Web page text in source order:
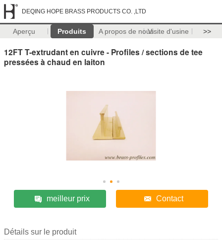
DEQING HOPE BRASS PRODUCTS CO. ,LTD
Aperçu Produits A propos de nousVisite d'usine >>
12FT T-extrudant en cuivre - Profiles / sections de tee
pressées à chaud en laiton
meilleur prix Contact
Détails sur le produit